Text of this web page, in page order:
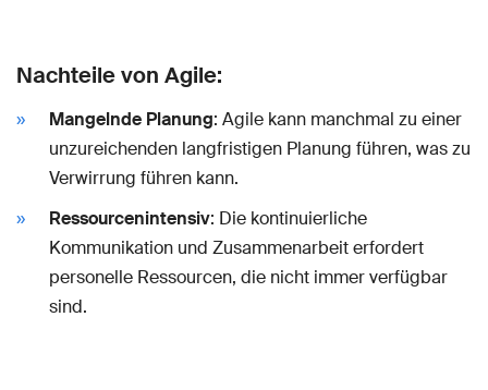
Nachteile von Agile:
Mangelnde Planung: Agile kann manchmal zu einer
unzureichenden langfristigen Planung führen, was zu
Verwirrung führen kann.
Ressourcenintensiv: Die kontinuierliche
Kommunikation und Zusammenarbeit erfordert
personelle Ressourcen, die nicht immer verfügbar
sind.